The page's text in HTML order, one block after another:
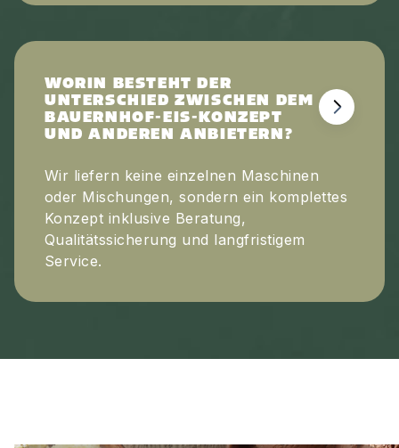
WORIN BESTEHT DER
UNTERSCHIED ZWISCHEN DEM
BAUERNHOF-EIS-KONZEPT
UND ANDEREN ANBIETERN?
Wir liefern keine einzelnen Maschinen
oder Mischungen, sondern ein komplettes
Konzept inklusive Beratung,
Qualitätssicherung und langfristigem
Service.